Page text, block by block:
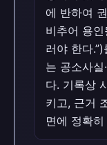
에 반하여
비추어 용
러야 한다
는 공소사실
다. 기록상
키고, 근거
면에 정확